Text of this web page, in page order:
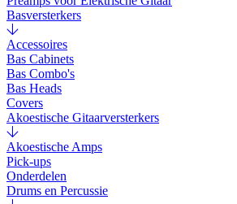
Basversterkers
Accessoires
Bas Cabinets
Bas Combo's
Bas Heads
Covers
Akoestische Gitaarversterkers
Akoestische Amps
Pick-ups
Onderdelen
Drums en Percussie